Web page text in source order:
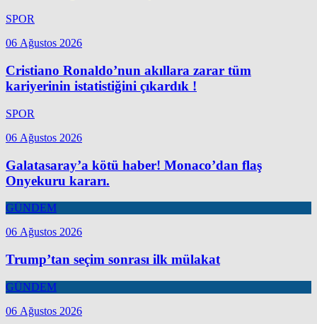
SPOR
06 Ağustos 2026
Cristiano Ronaldo’nun akıllara zarar tüm
kariyerinin istatistiğini çıkardık !
SPOR
06 Ağustos 2026
Galatasaray’a kötü haber! Monaco’dan flaş
Onyekuru kararı.
GÜNDEM
06 Ağustos 2026
Trump’tan seçim sonrası ilk mülakat
GÜNDEM
06 Ağustos 2026